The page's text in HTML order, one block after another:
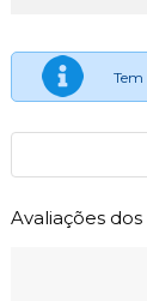
Tem
Avaliações